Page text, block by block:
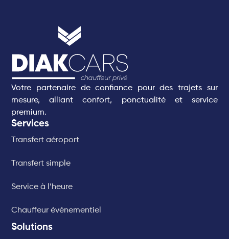
Votre partenaire de confiance pour des trajets sur
mesure, alliant confort, ponctualité et service
premium.
Services
Transfert aéroport
Transfert simple
Service à l’heure
Chauffeur événementiel
Solutions